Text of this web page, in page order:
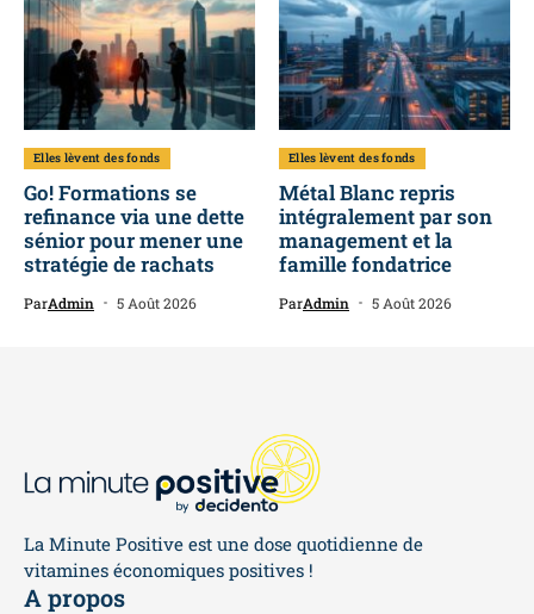
Elles lèvent des fonds
Go! Formations se
refinance via une dette
sénior pour mener une
stratégie de rachats
ParAdmin 5 Août 2026
Elles lèvent des fonds
Métal Blanc repris
intégralement par son
management et la
famille fondatrice
ParAdmin 5 Août 2026
La Minute Positive est une dose quotidienne de
vitamines économiques positives !
A propos